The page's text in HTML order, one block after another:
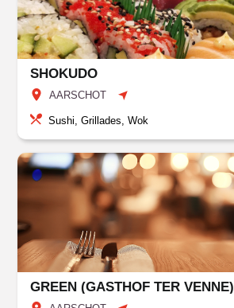
SHOKUDO
AARSCHOT
Sushi, Grillades, Wok
GREEN (GASTHOF TER VENNE)